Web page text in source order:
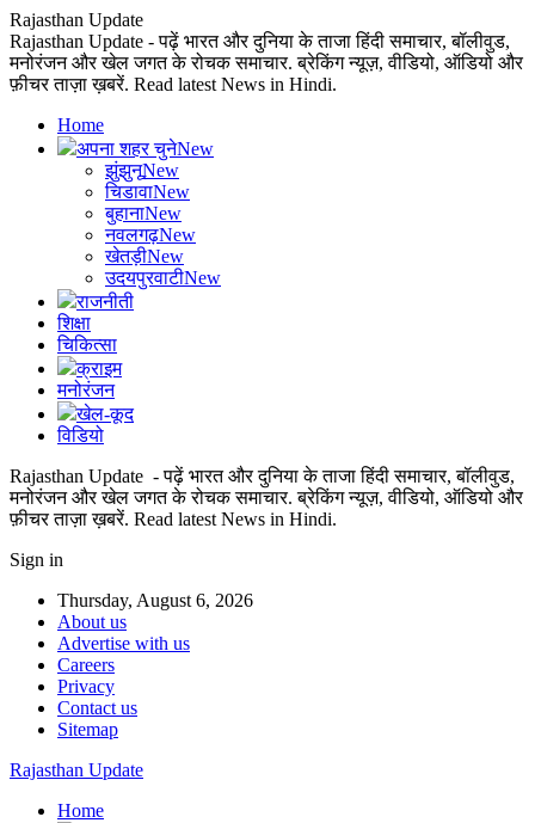
Rajasthan Update
Rajasthan Update - पढ़ें भारत और दुनिया के ताजा हिंदी समाचार, बॉलीवुड,
मनोरंजन और खेल जगत के रोचक समाचार. ब्रेकिंग न्यूज़, वीडियो, ऑडियो और
फ़ीचर ताज़ा ख़बरें. Read latest News in Hindi.
Home
अपना शहर चुनेNew
झुंझुनूNew
चिडावाNew
बुहानाNew
नवलगढ़New
खेतड़ीNew
उदयपुरवाटीNew
राजनीती
शिक्षा
चिकित्सा
क्राइम
मनोरंजन
खेल-कूद
विडियो
Rajasthan Update - पढ़ें भारत और दुनिया के ताजा हिंदी समाचार, बॉलीवुड,
मनोरंजन और खेल जगत के रोचक समाचार. ब्रेकिंग न्यूज़, वीडियो, ऑडियो और
फ़ीचर ताज़ा ख़बरें. Read latest News in Hindi.
Sign in
Thursday, August 6, 2026
About us
Advertise with us
Careers
Privacy
Contact us
Sitemap
Rajasthan Update
Home